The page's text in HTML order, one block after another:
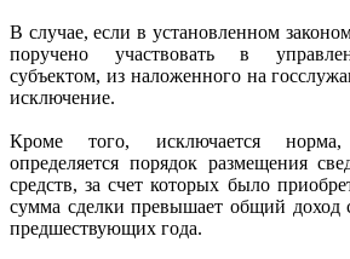
В случае, если в установленном
поручено участвовать в
субъектом, из наложенного на
исключение.
Кроме того, исключается норма,
определяется порядок размещения
средств, за счет которых было
сумма сделки превышает общий доход
предшествующих года.